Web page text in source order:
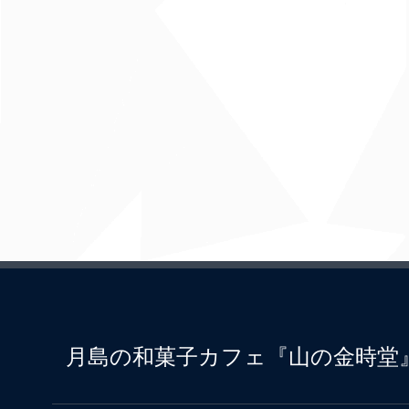
月島の和菓子カフェ『山の金時堂